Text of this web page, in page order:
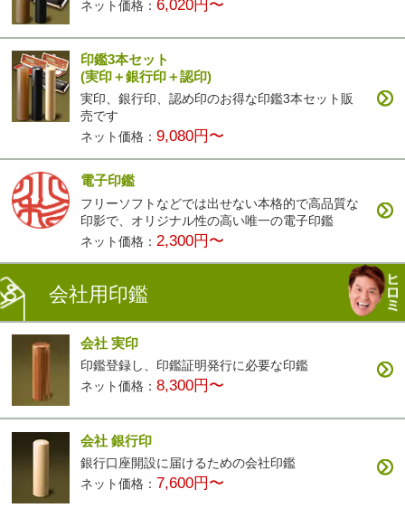
ネット価格：6,020円〜
印鑑3本セット
(実印＋銀行印＋認印)
実印、銀行印、認め印のお得な印鑑3本セット販
売です
ネット価格：9,080円〜
電子印鑑
フリーソフトなどでは出せない本格的で高品質な
印影で、オリジナル性の高い唯一の電子印鑑
ネット価格： 2,300円〜
会社用印鑑
会社 実印
印鑑登録し、印鑑証明発行に必要な印鑑
ネット価格：8,300円〜
会社 銀行印
銀行口座開設に届けるための会社印鑑
ネット価格： 7,600円〜